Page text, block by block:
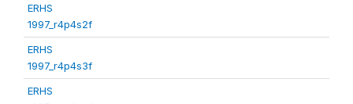
ERHS
1997_r4p4s2f
ERHS
1997_r4p4s3f
ERHS